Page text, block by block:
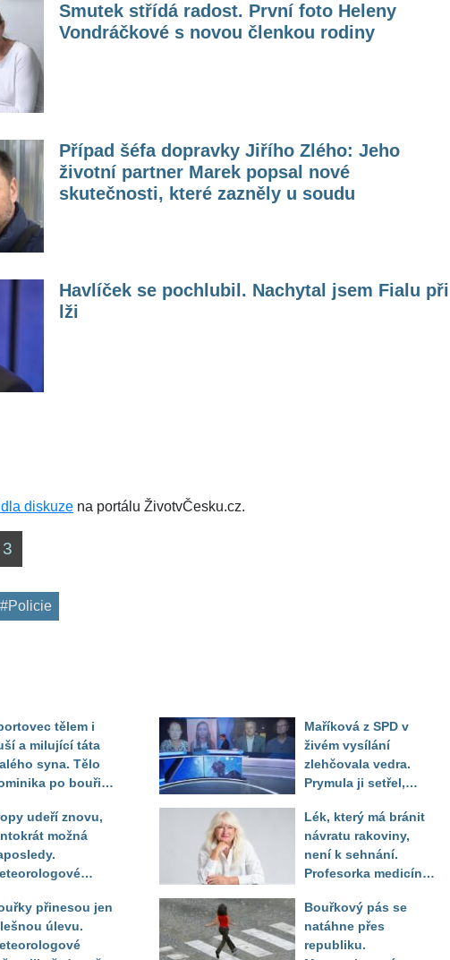
Smutek střídá radost. První foto Heleny
Vondráčkové s novou členkou rodiny
Případ šéfa dopravky Jiřího Zlého: Jeho
životní partner Marek popsal nové
skutečnosti, které zazněly u soudu
Havlíček se pochlubil. Nachytal jsem Fialu při
lži
diskuze na portálu ŽivotvČesku.cz.
3
#Policie
tělem i
a milující táta
syna. Tělo
po bouři
druhý den
udeří znovu,
možná
září přinesou jen
úlevu.
Maříková z SPD v
živém vysílání
zlehčovala vedra.
Prymula ji setřel,
číslo
Lék, který má bránit
návratu rakoviny,
není k sehnání.
Profesorka medicíny
pacientka
Bouřkový pás se
natáhne přes
republiku.